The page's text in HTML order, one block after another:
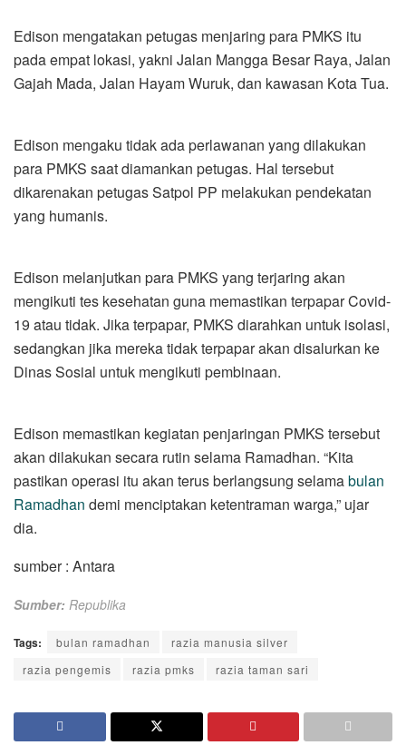
Edison mengatakan petugas menjaring para PMKS itu
pada empat lokasi, yakni Jalan Mangga Besar Raya, Jalan
Gajah Mada, Jalan Hayam Wuruk, dan kawasan Kota Tua.
Edison mengaku tidak ada perlawanan yang dilakukan
para PMKS saat diamankan petugas. Hal tersebut
dikarenakan petugas Satpol PP melakukan pendekatan
yang humanis.
Edison melanjutkan para PMKS yang terjaring akan
mengikuti tes kesehatan guna memastikan terpapar Covid-
19 atau tidak. Jika terpapar, PMKS diarahkan untuk isolasi,
sedangkan jika mereka tidak terpapar akan disalurkan ke
Dinas Sosial untuk mengikuti pembinaan.
Edison memastikan kegiatan penjaringan PMKS tersebut
akan dilakukan secara rutin selama Ramadhan. “Kita
pastikan operasi itu akan terus berlangsung selamabulan
Ramadhan demi menciptakan ketentraman warga,” ujar
dia.
sumber : Antara
Sumber: Republika
Tags: bulan ramadhan
razia manusia silver
razia pengemis
razia pmks razia taman sari